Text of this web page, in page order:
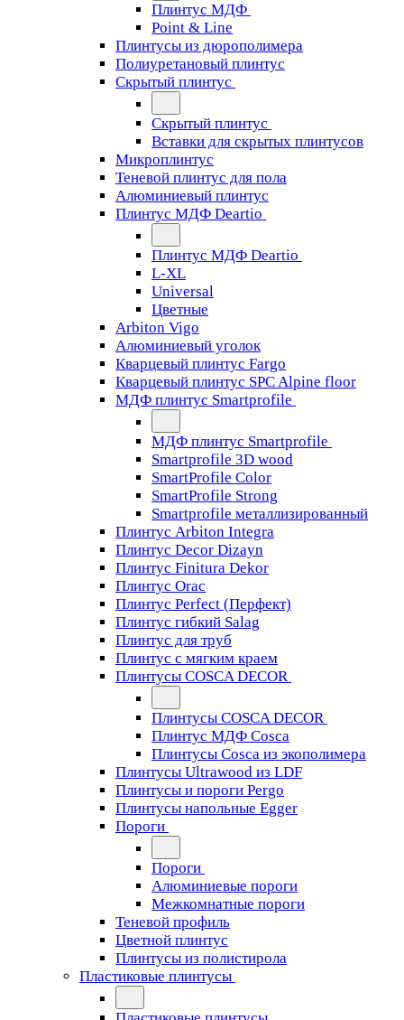
Плинтус МДФ
Point & Line
Плинтусы из дюрополимера
Полиуретановый плинтус
Скрытый плинтус
Скрытый плинтус
Вставки для скрытых плинтусов
Микроплинтус
Теневой плинтус для пола
Алюминиевый плинтус
Плинтус МДФ Deartio
Плинтус МДФ Deartio
L-XL
Universal
Цветные
Arbiton Vigo
Алюминиевый уголок
Кварцевый плинтус Fargo
Кварцевый плинтус SPC Alpine floor
МДФ плинтус Smartprofile
МДФ плинтус Smartprofile
Smartprofile 3D wood
SmartProfile Color
SmartProfile Strong
Smartprofile металлизированный
Плинтус Arbiton Integra
Плинтус Decor Dizayn
Плинтус Finitura Dekor
Плинтус Orac
Плинтус Perfect (Перфект)
Плинтус гибкий Salag
Плинтус для труб
Плинтус с мягким краем
Плинтусы COSCA DECOR
Плинтусы COSCA DECOR
Плинтус МДФ Cosca
Плинтусы Cosca из экополимера
Плинтусы Ultrawood из LDF
Плинтусы и пороги Pergo
Плинтусы напольные Egger
Пороги
Пороги
Алюминиевые пороги
Межкомнатные пороги
Теневой профиль
Цветной плинтус
Плинтусы из полистирола
Пластиковые плинтусы